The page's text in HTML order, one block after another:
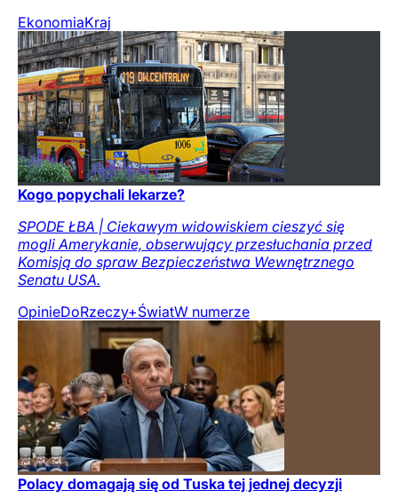
EkonomiaKraj
Kogo popychali lekarze?
SPODE ŁBA | Ciekawym widowiskiem cieszyć się
mogli Amerykanie, obserwujący przesłuchania przed
Komisją do spraw Bezpieczeństwa Wewnętrznego
Senatu USA.
OpinieDoRzeczy+ŚwiatW numerze
Polacy domagają się od Tuska tej jednej decyzji